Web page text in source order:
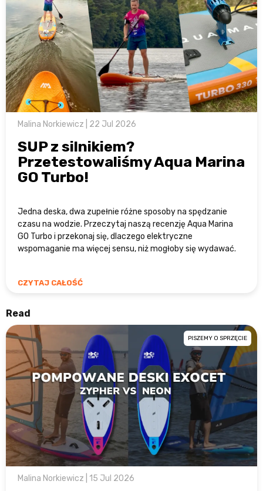
Malina Norkiewicz | 22 Jul 2026
SUP z silnikiem?
Przetestowaliśmy Aqua Marina
GO Turbo!
Jedna deska, dwa zupełnie różne sposoby na spędzanie
czasu na wodzie. Przeczytaj naszą recenzję Aqua Marina
GO Turbo i przekonaj się, dlaczego elektryczne
wspomaganie ma więcej sensu, niż mogłoby się wydawać.
CZYTAJ CAŁOŚĆ
Read
PISZEMY O SPRZĘCIE
Malina Norkiewicz | 15 Jul 2026